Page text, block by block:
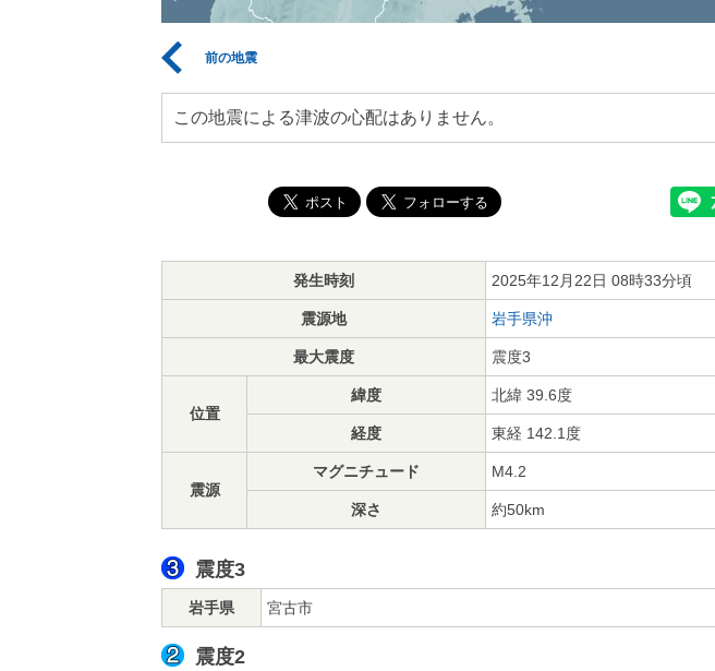
前の地震
この地震による津波の心配はありません。
発生時刻 2025年12月22日 08時33分頃
震源地 岩手県沖
最大震度 震度3
位置
緯度 北緯 39.6度
経度 東経 142.1度
震源
マグニチュード M4.2
深さ 約50km
震度3
岩手県 宮古市
震度2